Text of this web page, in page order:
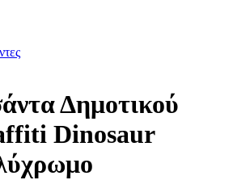
Δημοτικού
Dinosaur